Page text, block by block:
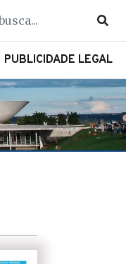
PUBLICIDADE LEGAL